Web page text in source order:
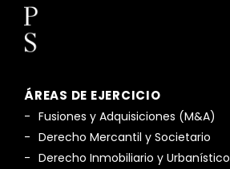
ÁREAS DE EJERCICIO
Fusiones y Adquisiciones (M&A)
Derecho Mercantil y Societario
Derecho Inmobiliario y Urbanístico